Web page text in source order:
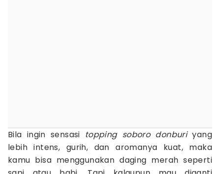
Bila ingin sensasi topping soboro donburiyang
lebih intens, gurih, dan aromanya kuat, maka
kamu bisa menggunakan daging merah seperti